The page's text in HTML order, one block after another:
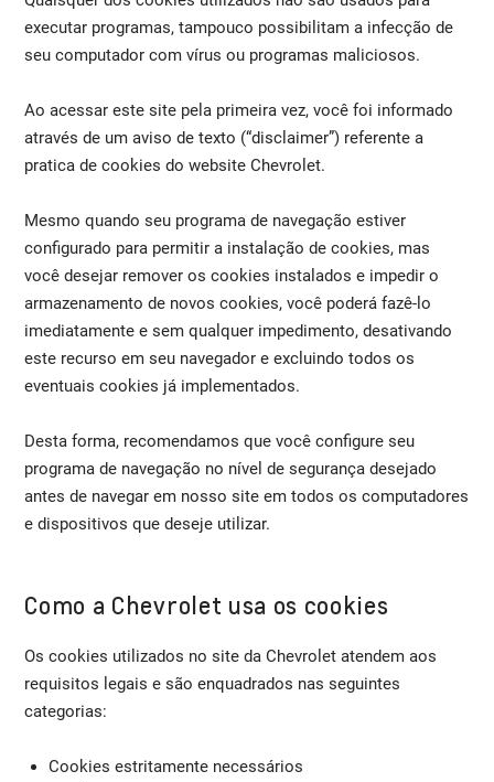
executar programas, tampouco possibilitam a infecção de
seu computador com vírus ou programas maliciosos.
Ao acessar este site pela primeira vez, você foi informado
através de um aviso de texto (“disclaimer”) referente a
pratica de cookies do website Chevrolet.
Mesmo quando seu programa de navegação estiver
configurado para permitir a instalação de cookies, mas
você desejar remover os cookies instalados e impedir o
armazenamento de novos cookies, você poderá fazê-lo
imediatamente e sem qualquer impedimento, desativando
este recurso em seu navegador e excluindo todos os
eventuais cookies já implementados.
Desta forma, recomendamos que você configure seu
programa de navegação no nível de segurança desejado
antes de navegar em nosso site em todos os computadores
e dispositivos que deseje utilizar.
Como a Chevrolet usa os cookies
Os cookies utilizados no site da Chevrolet atendem aos
requisitos legais e são enquadrados nas seguintes
categorias:
Cookies estritamente necessários